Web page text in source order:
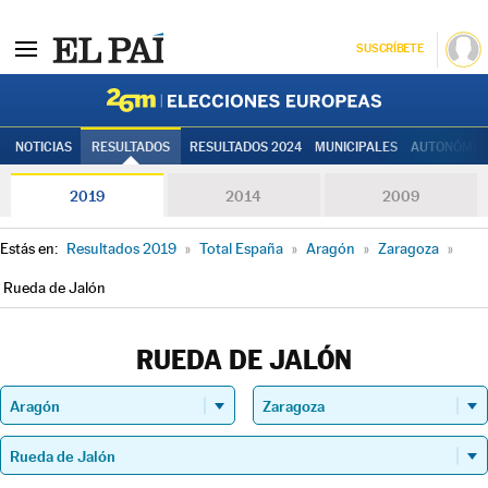
SUSCRÍBETE
NOTICIAS RESULTADOS RESULTADOS 2024 MUNICIPALES
2019 2014 2009
Estás en: Resultados 2019 » Total España » Aragón » Zaragoza »
Rueda de Jalón
RUEDA DE JALÓN